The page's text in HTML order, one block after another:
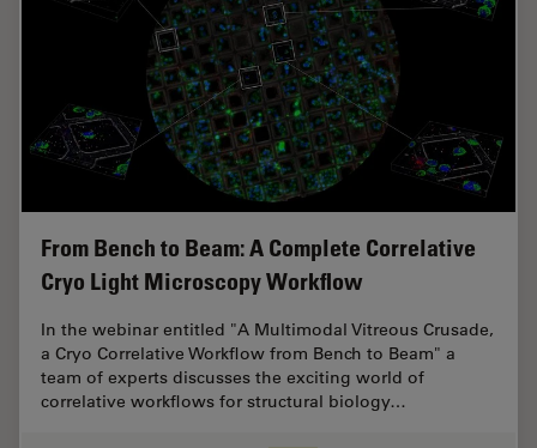
From Bench to Beam: A Complete Correlative
Cryo Light Microscopy Workflow
In the webinar entitled "A Multimodal Vitreous Crusade,
a Cryo Correlative Workflow from Bench to Beam" a
team of experts discusses the exciting world of
correlative workflows for structural biology…